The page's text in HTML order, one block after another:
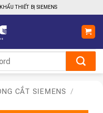
THIẾT BỊ SIEMENS
CẮT SIEMENS
/